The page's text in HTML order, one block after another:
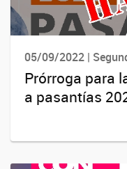
05/09/2022 |
Prórroga para
a pasantías